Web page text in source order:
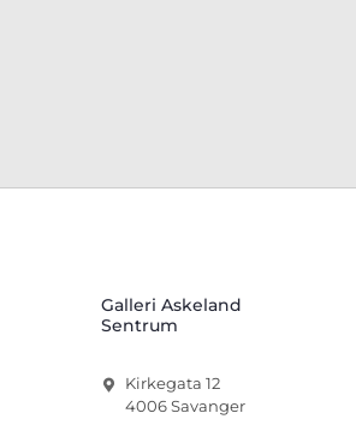
Galleri Askeland
Sentrum
Kirkegata 12
4006 Savanger